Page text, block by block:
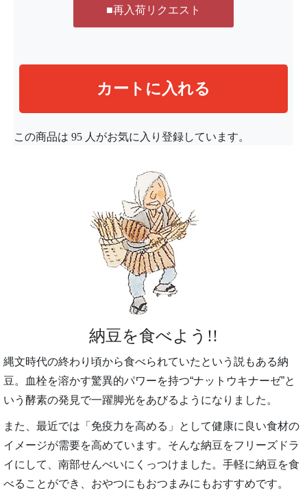
この商品は 95 人がお気に入り登録しています。
納豆を食べよう!!
縄文時代の終わり頃から食べられていたという説もある納
豆。血栓を溶かす驚異的パワーを持つ“ナットウキナーゼ”と
いう酵素の発見で一躍脚光をあびるようになりました。
また、最近では「免疫力を高める」として健康に良い食材の
イメージが需要を高めています。そんな納豆をフリーズドラ
イにして、南部せんべいにくっつけました。手軽に納豆を食
べることができ、おやつにもおつまみにもおすすめです。